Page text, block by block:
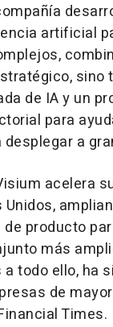
artificial
sino
de IA y un
para
a
acelera
Unidos,
producto
más
todo ello, ha
de
Times.